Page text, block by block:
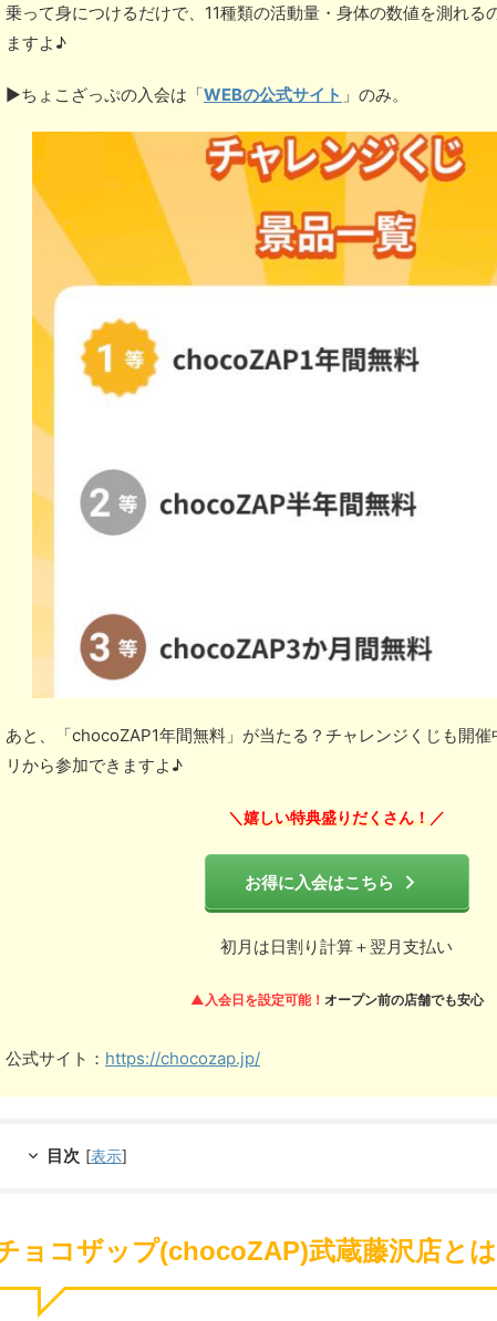
乗って身につけるだけで、11種類の活動量・身体の数値を測れる
ますよ♪
▶︎ちょこざっぷの入会は「WEBの公式サイト 」のみ。
あと、「chocoZAP1年間無料」が当たる？チャレンジくじも開
リから参加できますよ♪
＼嬉しい特典盛りだくさん！／
お得に入会はこちら
初月は日割り計算＋翌月支払い
▲入会日を設定可能！ オープン前の店舗でも安心
公式サイト： https://chocozap.jp/
目次 [表示]
ョコザップ(chocoZAP)武蔵藤沢店とは